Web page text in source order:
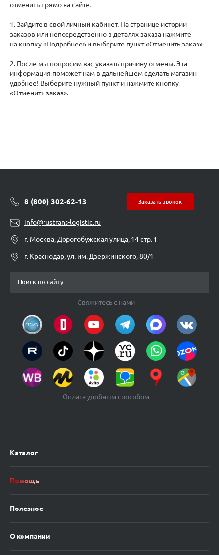
отменить прямо на сайте.
1. Зайдите в свой личный кабинет. На странице истории
заказов или непосредственно в деталях заказа нажмите
на кнопку «Подробнее» и выберите пункт «Отменить заказ».
2. После мы попросим вас указать причину отмены. Эта
информация поможет нам в дальнейшем сделать магазин
удобнее! Выберите нужный пункт и нажмите кнопку
«Отменить заказ».
8 (800) 302-62-13 Заказать звонок
info@rustrans-logistic.ru
г. Москва, Дорогобужская улица, 14 стр. 1
г. Краснодар, ул. им. Дзержинского, 80/1
Каталог
Помощь
Полезное
О компании
Свяжитесь с нами
Оплата удобным способом